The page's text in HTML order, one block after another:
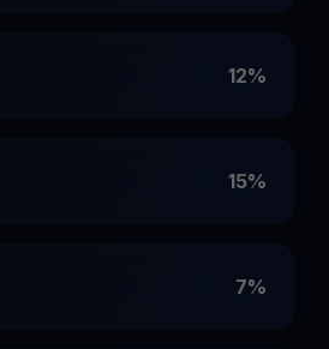
12%
15%
7%